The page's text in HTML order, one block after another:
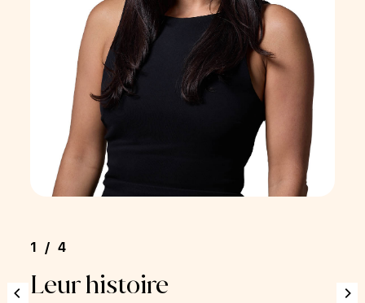
1/4
Leur histoire